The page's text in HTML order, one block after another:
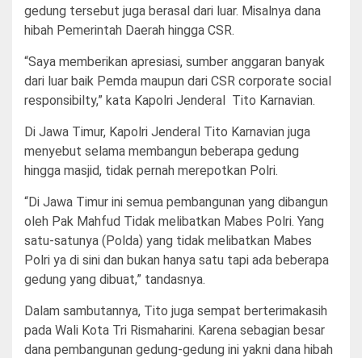
gedung tersebut juga berasal dari luar. Misalnya dana
hibah Pemerintah Daerah hingga CSR.
“Saya memberikan apresiasi, sumber anggaran banyak
dari luar baik Pemda maupun dari CSR corporate social
responsibilty,” kata Kapolri Jenderal Tito Karnavian.
Di Jawa Timur, Kapolri Jenderal Tito Karnavian juga
menyebut selama membangun beberapa gedung
hingga masjid, tidak pernah merepotkan Polri.
“Di Jawa Timur ini semua pembangunan yang dibangun
oleh Pak Mahfud Tidak melibatkan Mabes Polri. Yang
satu-satunya (Polda) yang tidak melibatkan Mabes
Polri ya di sini dan bukan hanya satu tapi ada beberapa
gedung yang dibuat,” tandasnya.
Dalam sambutannya, Tito juga sempat berterimakasih
pada Wali Kota Tri Rismaharini. Karena sebagian besar
dana pembangunan gedung-gedung ini yakni dana hibah